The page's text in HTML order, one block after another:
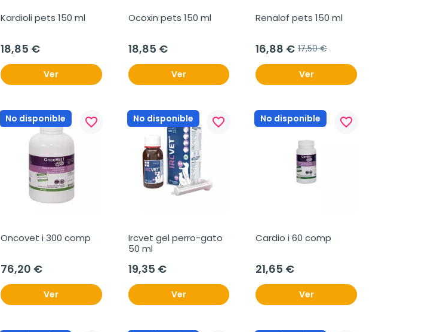
Kardioli pets 150 ml
18,85 €
Ver
Ocoxin pets 150 ml
18,85 €
Ver
Renalof pets 150 ml
16,88 € 17,50 €
Ver
No disponible favorite_border
Oncovet i 300 comp
76,20 €
Ver
No disponible favorite_border
Ircvet gel perro-gato
50 ml
19,35 €
Ver
No disponible favorite_border
Cardio i 60 comp
21,65 €
Ver